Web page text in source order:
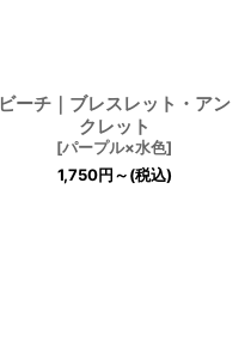
ビーチ｜ブレスレット・アン
クレット
[パープル×水色]
1,750円～(税込)